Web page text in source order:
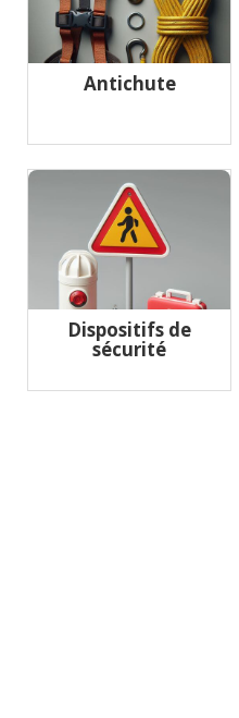
Antichute
Dispositifs de
sécurité